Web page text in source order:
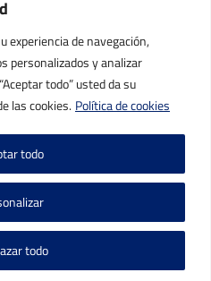
experiencia de navegación,
personalizados y analizar
todo” usted da su
las cookies. Política de cookies
todo
todo